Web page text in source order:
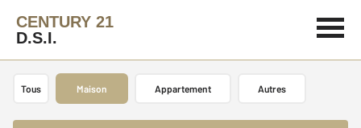
CENTURY 21
D.S.I.
Tous Maison Appartement Autres